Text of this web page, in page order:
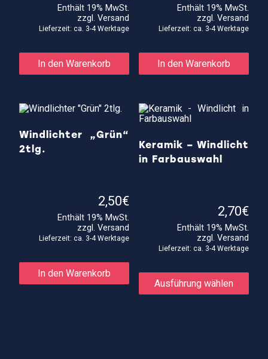
war:
14,90€
Enthält 19% MwSt.
zzgl.Versand
Lieferzeit: ca. 3-4 Werktage
In den Warenkorb
war:
14,50€
Enthält 19% MwSt.
zzgl. Versand
Lieferzeit: ca. 3-4 Werktage
In den Warenkorb
Windlichter „Grün“
2tlg.
2,50€
Enthält 19% MwSt.
zzgl.Versand
Lieferzeit: ca. 3-4 Werktage
In den Warenkorb
Keramik – Windlicht
in Farbauswahl
2,70€
Enthält 19% MwSt.
zzgl. Versand
Lieferzeit: ca. 3-4 Werktage
Ausführung wählen